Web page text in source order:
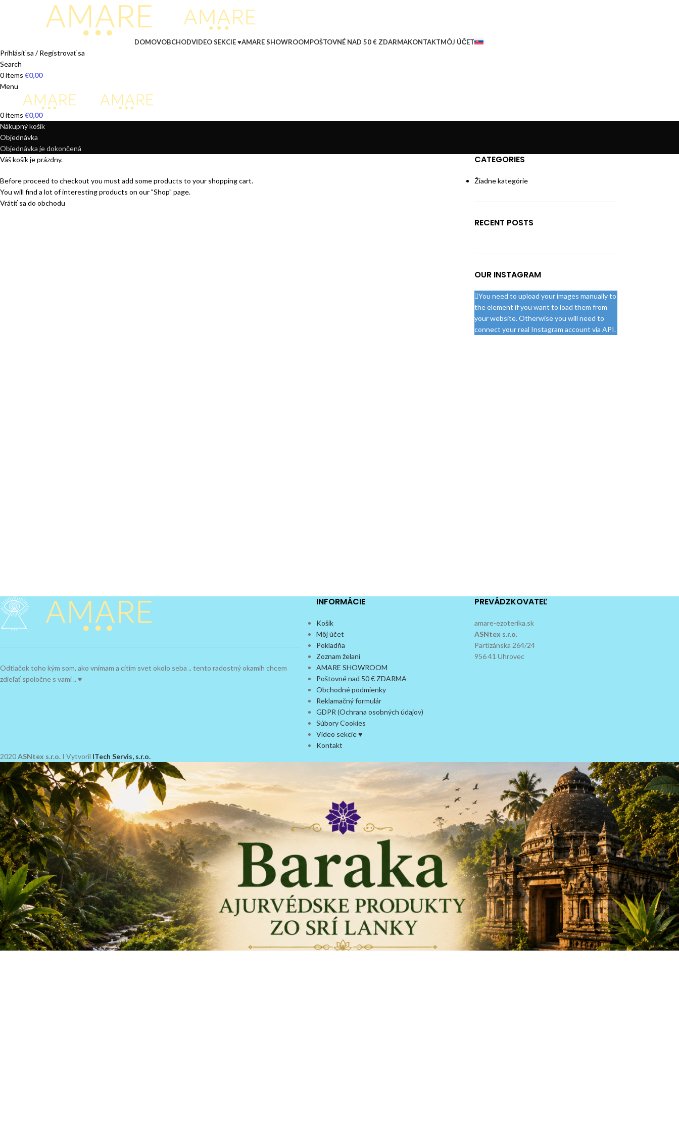
DOMOVOBCHODVIDEO SEKCIE ♥AMARE SHOWROOMPOŠTOVNÉ NAD 50 € ZDARMAKONTAKTMÔJ ÚČET
Prihlásiť sa / Registrovať sa
Search
0items €0,00
Menu
0items €0,00
Nákupný košík
Objednávka
Objednávka je dokončená
Váš košík je prázdny.
Before proceed to checkout you must add some products to your shopping cart.
You will find a lot of interesting products on our "Shop" page.
Vrátiť sa do obchodu
CATEGORIES
Žiadne kategórie
RECENT POSTS
OUR INSTAGRAM
You need to upload your images manually to
the element if you want to load them from
your website. Otherwise you will need to
connect your real Instagram account via API.
Odtlačok toho kým som, ako vnímam a cítim svet okolo seba .. tento radostný okamih chcem
zdieľať spoločne s vami .. ♥
INFORMÁCIE
Košík
Môj účet
Pokladňa
Zoznam želaní
AMARE SHOWROOM
Poštovné nad 50 € ZDARMA
Obchodné podmienky
Reklamačný formulár
GDPR (Ochrana osobných údajov)
Súbory Cookies
Video sekcie ♥
Kontakt
PREVÁDZKOVATEĽ
amare-ezoterika.sk
ASNtex s.r.o.
Partizánska 264/24
956 41 Uhrovec
2020ASNtex s.r.o. I Vytvoril ITech Servis, s.r.o.